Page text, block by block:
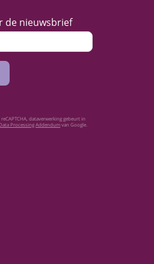
de nieuwsbrief
dataverwerking gebeurt in
Processing Addendumvan Google.